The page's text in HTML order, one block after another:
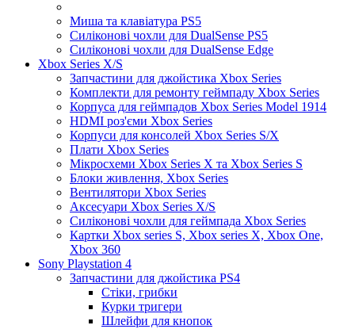
Миша та клавіатура PS5
Силіконові чохли для DualSense PS5
Силіконові чохли для DualSense Edge
Xbox Series X/S
Запчастини для джойстика Xbox Series
Комплекти для ремонту геймпаду Xbox Series
Корпуса для геймпадов Xbox Series Model 1914
HDMI роз'єми Xbox Series
Корпуси для консолей Xbox Series S/X
Плати Xbox Series
Мікросхеми Xbox Series X та Xbox Series S
Блоки живлення, Xbox Series
Вентилятори Xbox Series
Аксесуари Xbox Series X/S
Силіконові чохли для геймпада Xbox Series
Картки Xbox series S, Xbox series X, Xbox One,
Xbox 360
Sony Playstation 4
Запчастини для джойстика PS4
Стіки, грибки
Курки тригери
Шлейфи для кнопок